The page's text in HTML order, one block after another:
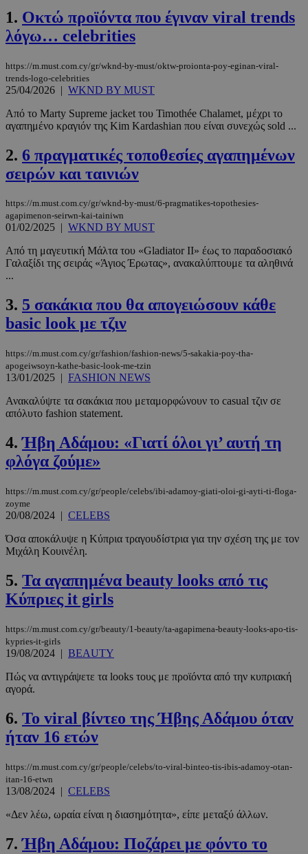
1. Οκτώ προϊόντα που έγιναν viral trends
λόγω… celebrities
https://m.must.com.cy/gr/wknd-by-must/oktw-proionta-poy-eginan-viral-
trends-logo-celebrities
25/04/2026 | WKND BY MUST
Από το Marty Supreme jacket του Timothée Chalamet, μέχρι το
αγαπημένο κραγιόν της Kim Kardashian που είναι συνεχώς sold ...
2. 6 πραγματικές τοποθεσίες αγαπημένων
σειρών και ταινιών
https://m.must.com.cy/gr/wknd-by-must/6-pragmatikes-topothesies-
agapimenon-seirwn-kai-tainiwn
01/02/2025 | WKND BY MUST
Από τη μαγευτική Μάλτα του «Gladiator II» έως το παραδοσιακό
Γαλαξίδι της σειράς «Άγιος Έρωτας», ανακαλύπτουμε τα αληθινά
...
3. 5 σακάκια που θα απογειώσουν κάθε
basic look με τζιν
https://m.must.com.cy/gr/fashion/fashion-news/5-sakakia-poy-tha-
apogeiwsoyn-kathe-basic-look-me-tzin
13/01/2025 | FASHION NEWS
Ανακαλύψτε τα σακάκια που μεταμορφώνουν το casual τζιν σε
απόλυτο fashion statement.
4.Ήβη Αδάμου: «Γιατί όλοι γι’ αυτή τη
φλόγα ζούμε»
https://m.must.com.cy/gr/people/celebs/ibi-adamoy-giati-oloi-gi-ayti-ti-floga-
zoyme
20/08/2024 | CELEBS
Όσα αποκάλυψε η Κύπρια τραγουδίστρια για την σχέση της με τον
Μιχάλη Κουινέλη.
5. Τα αγαπημένα beauty looks από τις
Κύπριες it girls
https://m.must.com.cy/gr/beauty/1-beauty/ta-agapimena-beauty-looks-apo-tis-
kypries-it-girls
19/08/2024 | BEAUTY
Πώς να αντιγράψετε τα looks τους με προϊόντα από την κυπριακή
αγορά.
6. Το viral βίντεο της Ήβης Αδάμου όταν
ήταν 16 ετών
https://m.must.com.cy/gr/people/celebs/to-viral-binteo-tis-ibis-adamoy-otan-
itan-16-etwn
13/08/2024 | CELEBS
«Δεν λέω, ωραία είναι η διασημότητα», είπε μεταξύ άλλων.
7.Ήβη Αδάμου: Ποζάρει με φόντο το